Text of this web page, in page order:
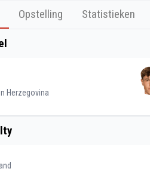
Opstelling Statistieken
Herzegovina